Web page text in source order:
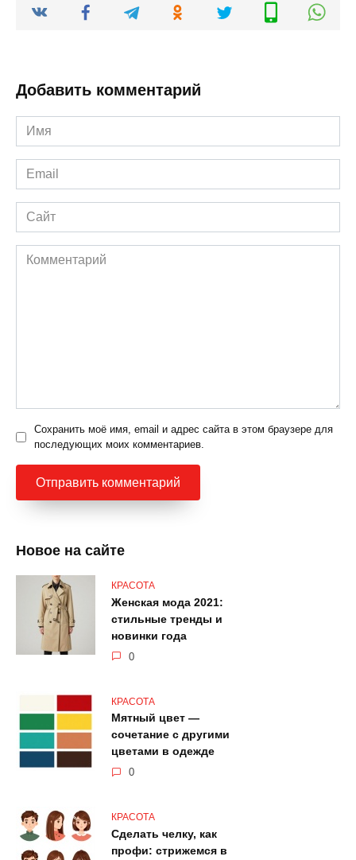
Добавить комментарий
Имя
*
Email
*
Сайт
Комментарий
Сохранить моё имя, email и адрес сайта в этом браузере для
последующих моих комментариев.
Новое на сайте
КРАСОТА
Женская мода 2021:
стильные тренды и
новинки года
0
КРАСОТА
Мятный цвет —
сочетание с другими
цветами в одежде
0
КРАСОТА
Сделать челку, как
профи: стрижемся в